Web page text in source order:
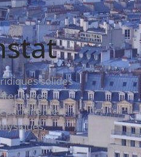
solides
litiges
parfaitement